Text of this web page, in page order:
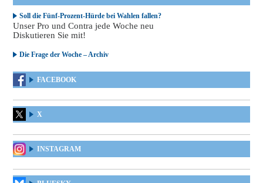
Soll die Fünf-Prozent-Hürde bei Wahlen fallen?
Unser Pro und Contra jede Woche neu
Diskutieren Sie mit!
Die Frage der Woche – Archiv
FACEBOOK
X
INSTAGRAM